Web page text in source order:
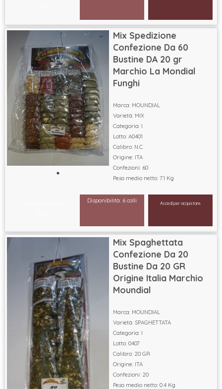
Mix Spedizione
Confezione Da 60
Bustine DA 20 gr
Marchio La Mondial
Funghi
Marca: MOUNDIAL
Varietà: MIX
Categoria: I
Lotto: A0401
Calibro: N.C.
Origine: ITA
Confezioni: 60
Peso medio netto: 7.1 Kg
Disponibilità: 6 colli Accedi per acquistare
Mix Spaghettata
Confezione Da 20
Bustine Da 20 GR
Origine Italia Marchio
Moundial
Marca: MOUNDIAL
Varietà: SPAGHETTATA
Categoria: I
Lotto: 0407
Calibro: 20 GR
Origine: ITA
Confezioni: 20
Peso medio netto: 0.4 Kg